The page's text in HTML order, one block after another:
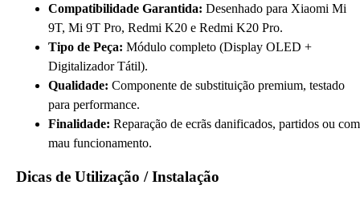
Compatibilidade Garantida: Desenhado para Xiaomi Mi
9T, Mi 9T Pro, Redmi K20 e Redmi K20 Pro.
Tipo de Peça: Módulo completo (Display OLED +
Digitalizador Tátil).
Qualidade: Componente de substituição premium, testado
para performance.
Finalidade: Reparação de ecrãs danificados, partidos ou com
mau funcionamento.
Dicas de Utilização / Instalação